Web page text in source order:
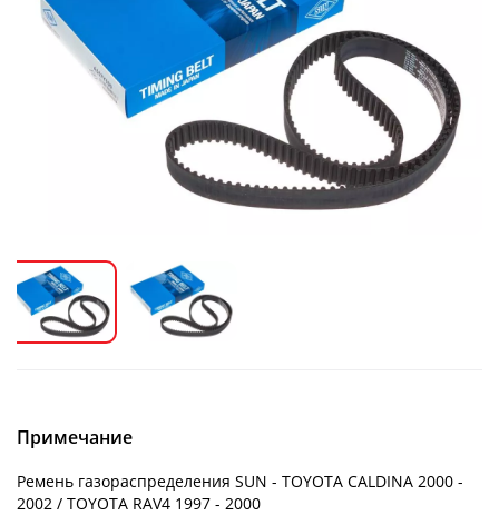
Примечание
Ремень газораспределения SUN - TOYOTA CALDINA 2000 -
2002 / TOYOTA RAV4 1997 - 2000